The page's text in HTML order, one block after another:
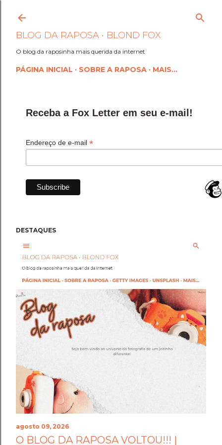
Pular para o conteúdo
BLOG DA RAPOSA • BLOND FOX
O blog da raposinha mais querida da internet
PÁGINA INICIAL SOBRE A RAPOSA MAIS…
Receba a Fox Letter em seu e-mail!
Endereço de e-mail *
DESTAQUES
agosto 09, 2026
O BLOG DA RAPOSA VOLTOU!!! |